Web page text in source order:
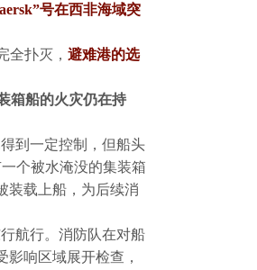
号在西非海域突
全扑灭， 避难港的选
箱船的火灾仍在持
到一定控制，但船头
个被水淹没的集装箱
装载上船，为后续消
航行。消防队在对船
响区域展开检查，